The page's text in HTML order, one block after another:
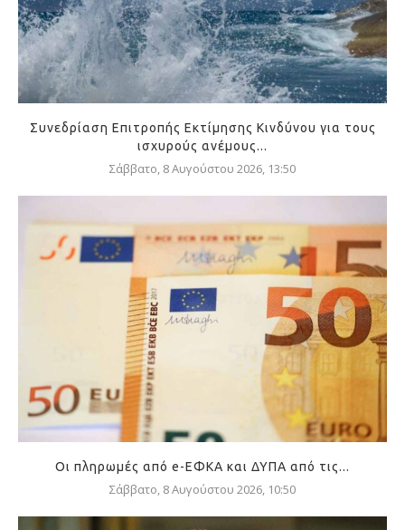
Συνεδρίαση Επιτροπής Εκτίμησης Κινδύνου για τους
ισχυρούς ανέμους...
Σάββατο, 8 Αυγούστου 2026, 13:50
Οι πληρωμές από e-ΕΦΚΑ και ΔΥΠΑ από τις...
Σάββατο, 8 Αυγούστου 2026, 10:50